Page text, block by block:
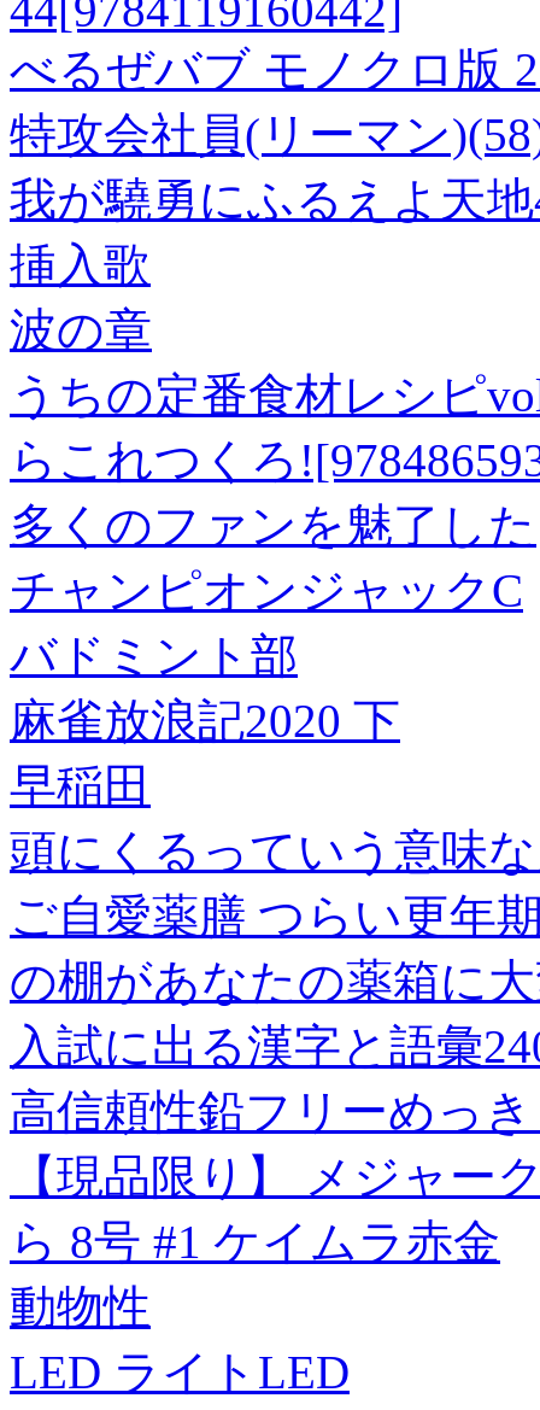
べるぜバブ モノクロ版
特攻会社員(リーマン
我が驍勇にふるえよ天
挿入歌
波の章
うちの定番食材レシピ
らこれつくろ
多くのファンを魅了した
チャンピオンジャックC
バドミント部
麻雀放浪記2020 下
早稲田
頭にくるっていう意味
ご自愛薬膳 つらい更年
の棚があなたの薬箱に
入試に出る漢字と語彙
高信頼性鉛フリーめっ
【現品限り】 メジャー
ら 8号 #1 ケイムラ赤金
動物性
LED ライトLED